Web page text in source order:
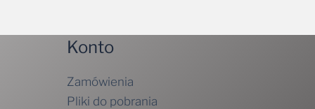
Konto
Zamówienia
Pliki do pobrania